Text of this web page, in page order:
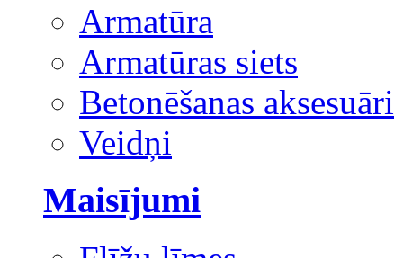
Armatūra
Armatūras siets
Betonēšanas aksesuāri
Veidņi
Maisījumi